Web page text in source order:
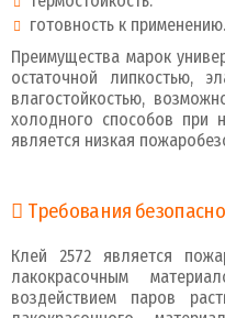
готовность к применению.
Преимущества марок
остаточной липкостью,
влагостойкостью,
холодного способов при
является низкая
Требования
Клей 2572 является
лакокрасочным
воздействием паров